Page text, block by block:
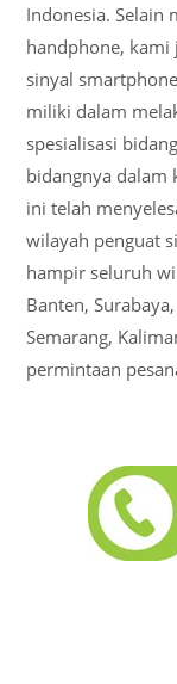
Indonesia. Selain
handphone, kami
sinyal
miliki dalam
spesialisasi
bidangnya dalam
ini telah
wilayah penguat
hampir seluruh
Banten,
Semarang,
permintaan